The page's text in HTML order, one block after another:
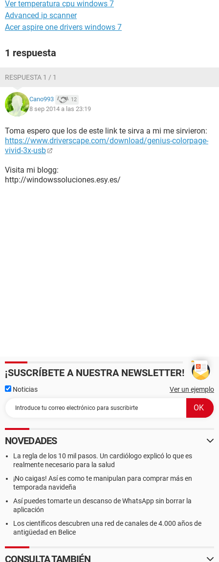
Ver temperatura cpu windows 7
Advanced ip scanner
Acer aspire one drivers windows 7
1 respuesta
RESPUESTA 1 / 1
Cano993 12
8 sep 2014 a las 23:19
Toma espero que los de este link te sirva a mi me sirvieron:
https://www.driverscape.com/download/genius-colorpage-
vivid-3x-usb
Visita mi blogg:
http://windowssoluciones.esy.es/
¡SUSCRÍBETE A NUESTRA NEWSLETTER!
Noticias Ver un ejemplo
NOVEDADES
La regla de los 10 mil pasos. Un cardiólogo explicó lo que es
realmente necesario para la salud
¡No caigas! Así es como te manipulan para comprar más en
temporada navideña
Así puedes tomarte un descanso de WhatsApp sin borrar la
aplicación
Los científicos descubren una red de canales de 4.000 años de
antigüedad en Belice
CONSULTA TAMBIÉN